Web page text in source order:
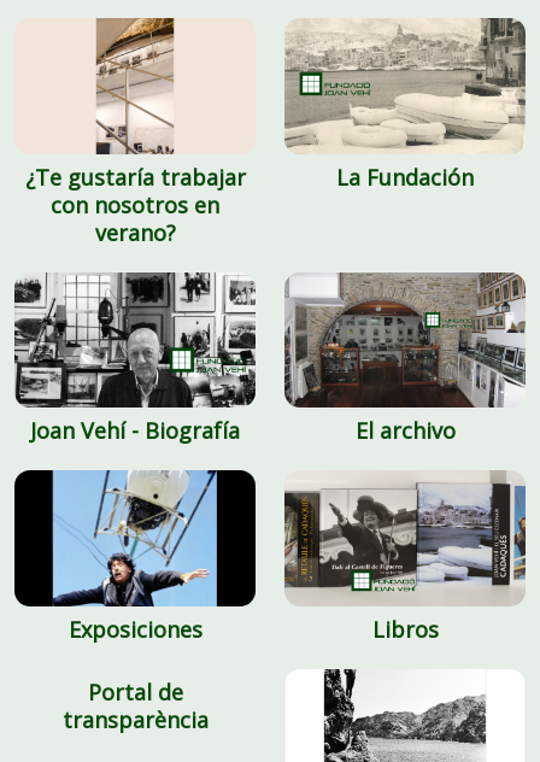
¿Te gustaría trabajar
con nosotros en
verano?
La Fundación
Joan Vehí - Biografía El archivo
Exposiciones Libros
Portal de
transparència